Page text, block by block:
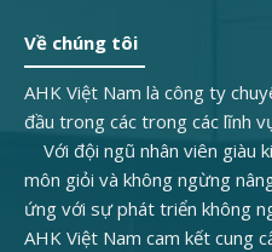
Về chúng tôi
AHK Việt Nam là công ty
đầu trong các trong các lĩnh
Với đội ngũ nhân viên giàu
môn giỏi và không ngừng
ứng với sự phát triển không
AHK Việt Nam cam kết cung